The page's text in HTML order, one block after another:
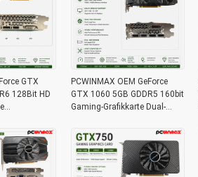
GTX
128Bit HD
PCWINMAX OEM GeForce
GTX 1060 5GB GDDR5 160bit
Gaming-Grafikkarte Dual-
Ausgabe-Video-Karte